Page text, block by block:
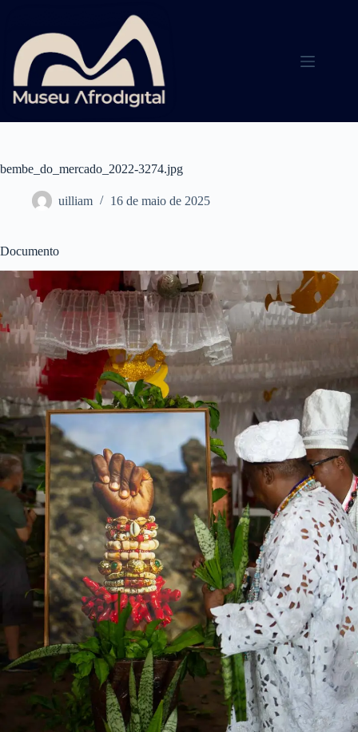
conteúdo
bembe_do_mercado_2022-3274.jpg
uilliam 16 de maio de 2025
Documento